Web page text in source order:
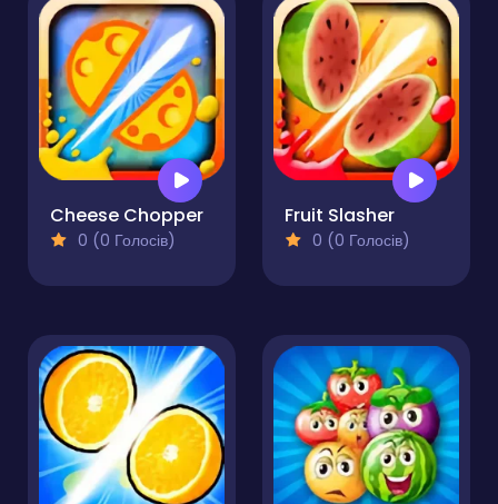
Cheese Chopper
0 (0 Голосів)
Fruit Slasher
0 (0 Голосів)